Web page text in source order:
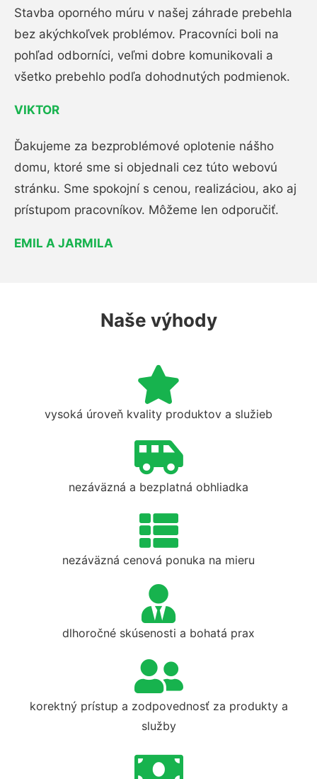
Stavba oporného múru v našej záhrade prebehla
bez akýchkoľvek problémov. Pracovníci boli na
pohľad odborníci, veľmi dobre komunikovali a
všetko prebehlo podľa dohodnutých podmienok.
VIKTOR
Ďakujeme za bezproblémové oplotenie nášho
domu, ktoré sme si objednali cez túto webovú
stránku. Sme spokojní s cenou, realizáciou, ako aj
prístupom pracovníkov. Môžeme len odporučiť.
EMIL A JARMILA
Naše výhody
vysoká úroveň kvality produktov a služieb
nezáväzná a bezplatná obhliadka
nezáväzná cenová ponuka na mieru
dlhoročné skúsenosti a bohatá prax
korektný prístup a zodpovednosť za produkty a
služby